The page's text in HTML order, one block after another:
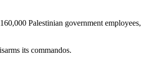
Palestinian government employees,
its commandos.